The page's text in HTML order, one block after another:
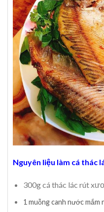
Nguyên liệu làm cá thác
300g cá thác lác rút
1 muỗng canh nước mắm